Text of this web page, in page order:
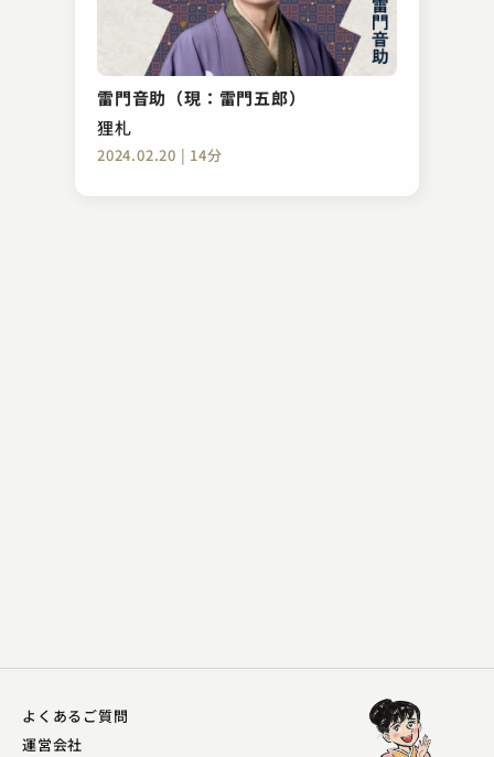
雷門音助（現：雷門五郎）
狸札
2024.02.20 | 14分
柳家 喬之助
三枚起請
2023.04.25 | 28分
よくあるご質問
運営会社